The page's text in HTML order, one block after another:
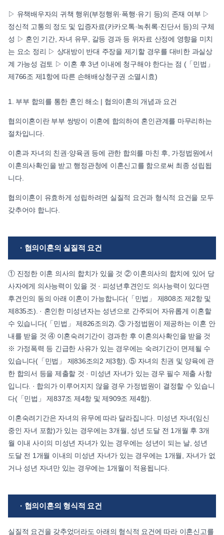
▷ 유책배우자의 귀책 행위(부정행위·폭행·유기 등)의 존재 여부 ▷
정신적 고통의 정도 및 입증자료(카카오톡·녹취록·진단서 등)의 구체
성 ▷ 혼인 기간, 자녀 유무, 갈등 경과 등 위자료 산정에 영향을 미치
는 요소 정리 ▷ 상대방이 반대 주장을 제기할 경우를 대비한 과실상
계 가능성 검토 ▷ 이혼 후 3년 이내에 청구해야 한다는 점 (「민법」
제766조 제1항에 따른 손해배상청구권 소멸시효)
1. 부부 합의를 통한 혼인 해소 | 협의이혼의 개념과 요건
협의이혼이란 부부 쌍방이 이혼에 합의하여 혼인관계를 마무리하는
절차입니다.
이혼과 자녀의 친권·양육권 등에 관한 합의를 마친 후, 가정법원에서
이혼의사확인을 받고 행정관청에 이혼신고를 함으로써 최종 성립됩
니다.
협의이혼이 유효하게 성립하려면 실질적 요건과 형식적 요건을 모두
갖추어야 합니다.
· 협의이혼의 실질적 요건
① 진정한 이혼 의사의 합치가 있을 것 ② 이혼의사의 합치에 있어 당
사자에게 의사능력이 있을 것 · 피성년후견인도 의사능력이 있다면
후견인의 동의 아래 이혼이 가능합니다(「민법」 제808조 제2항 및
제835조). · 혼인한 미성년자는 성년으로 간주되어 자유롭게 이혼할
수 있습니다(「민법」 제826조의2). ③ 가정법원이 제공하는 이혼 안
내를 받을 것 ④ 이혼숙려기간이 경과한 후 이혼의사확인을 받을 것
※ 가정폭력 등 긴급한 사유가 있는 경우에는 숙려기간이 면제될 수
있습니다(「민법」 제836조의2 제3항). ⑤ 자녀의 친권 및 양육에 관
한 합의서 등을 제출할 것 · 미성년 자녀가 있는 경우 필수 제출 사항
입니다. · 합의가 이루어지지 않을 경우 가정법원이 결정할 수 있습니
다(「민법」 제837조 제4항 및 제909조 제4항).
이혼숙려기간은 자녀의 유무에 따라 달라집니다. 미성년 자녀(임신
중인 자녀 포함)가 있는 경우에는 3개월, 성년 도달 전 1개월 후 3개
월 이내 사이의 미성년 자녀가 있는 경우에는 성년이 되는 날, 성년
도달 전 1개월 이내의 미성년 자녀가 있는 경우에는 1개월, 자녀가 없
거나 성년 자녀만 있는 경우에는 1개월이 적용됩니다.
· 협의이혼의 형식적 요건
실질적 요건을 갖추었더라도 아래의 형식적 요건에 따라 이혼신고를